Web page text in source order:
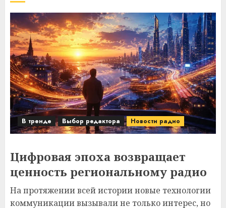
В тренде Выбор редактора Новости радио
Цифровая эпоха возвращает
ценность региональному радио
На протяжении всей истории новые технологии
коммуникации вызывали не только интерес, но